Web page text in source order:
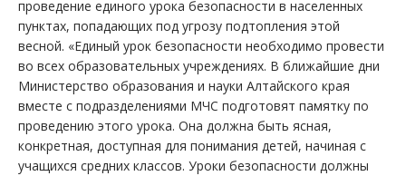
проведение единого урока безопасности в населенных
пунктах, попадающих под угрозу подтопления этой
весной. «Единый урок безопасности необходимо провести
во всех образовательных учреждениях. В ближайшие дни
Министерство образования и науки Алтайского края
вместе с подразделениями МЧС подготовят памятку по
проведению этого урока. Она должна быть ясная,
конкретная, доступная для понимания детей, начиная с
учащихся средних классов. Уроки безопасности должны